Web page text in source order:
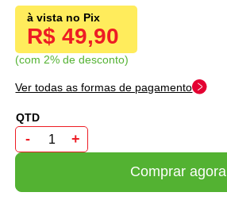
R$ 49,90
com 2% de desconto
Ver todas as formas de pagamento
- +
Comprar agora